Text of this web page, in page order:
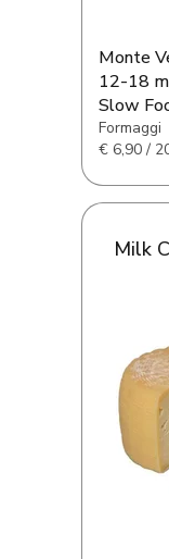
Monte
12-18
Slow
Formaggi
€ 6,90 /
Milk